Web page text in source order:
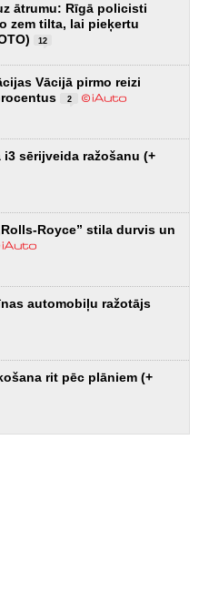
ātrumu: Rīgā policisti
zem tilta, lai pieķertu
12
Vācijā pirmo reizi
2
i3 sērijveida ražošanu (+
Royce” stila durvis un
automobiļu ražotājs
rit pēc plāniem (+